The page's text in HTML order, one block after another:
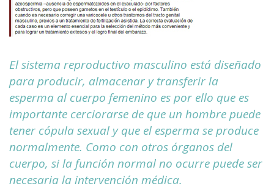
El sistema reproductivo masculino está diseñado
para producir, almacenar y transferir la
esperma al cuerpo femenino es por ello que es
importante cerciorarse de que un hombre puede
tener cópula sexual y que el esperma se produce
normalmente. Como con otros órganos del
cuerpo, si la función normal no ocurre puede ser
necesaria la intervención médica.